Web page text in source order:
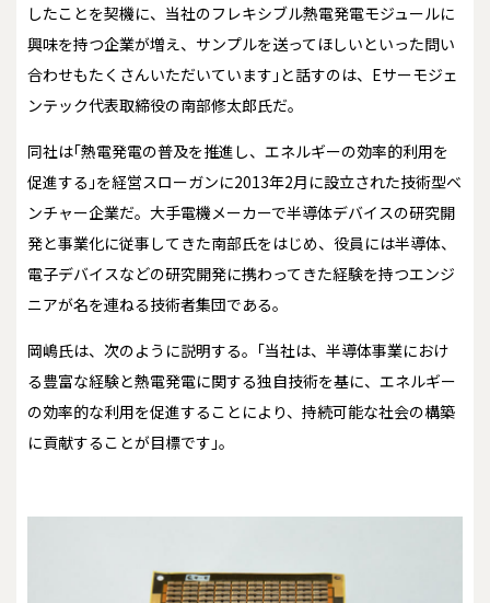
したことを契機に、当社のフレキシブル熱電発電モジュールに
興味を持つ企業が増え、サンプルを送ってほしいといった問い
合わせもたくさんいただいています｣と話すのは、Eサーモジェ
ンテック代表取締役の南部修太郎氏だ。
同社は｢熱電発電の普及を推進し、エネルギーの効率的利用を
促進する｣を経営スローガンに2013年2月に設立された技術型ベ
ンチャー企業だ。大手電機メーカーで半導体デバイスの研究開
発と事業化に従事してきた南部氏をはじめ、役員には半導体、
電子デバイスなどの研究開発に携わってきた経験を持つエンジ
ニアが名を連ねる技術者集団である。
岡嶋氏は、次のように説明する。｢当社は、半導体事業におけ
る豊富な経験と熱電発電に関する独自技術を基に、エネルギー
の効率的な利用を促進することにより、持続可能な社会の構築
に貢献することが目標です｣。